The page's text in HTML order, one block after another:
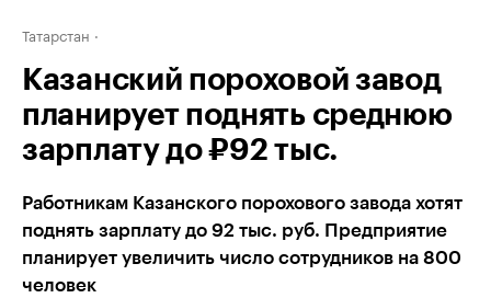
Татарстан
Казанский пороховой завод
планирует поднять среднюю
зарплату до ₽92 тыс.
Работникам Казанского порохового завода хотят
поднять зарплату до 92 тыс. руб. Предприятие
планирует увеличить число сотрудников на 800
человек